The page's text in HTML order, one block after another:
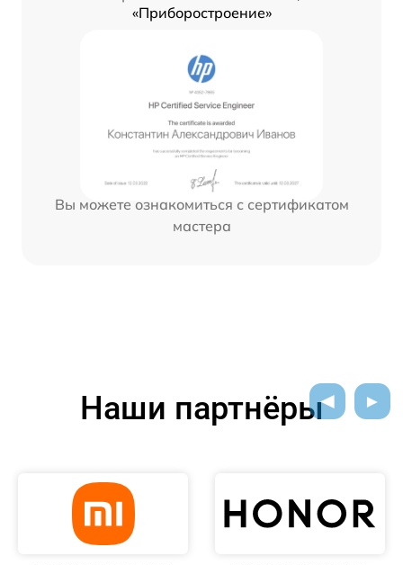
«Приборостроение»
Вы можете ознакомиться с сертификатом
мастера
Наши партнёры